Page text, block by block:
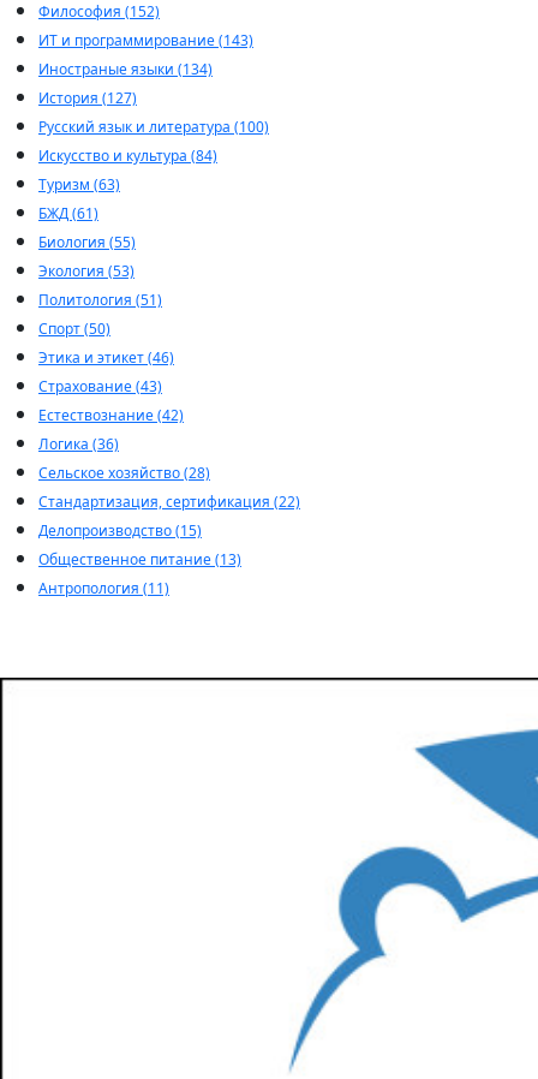
Философия (152)
ИТ и программирование (143)
Иностраные языки (134)
История (127)
Русский язык и литература (100)
Искусство и культура (84)
Туризм (63)
БЖД (61)
Биология (55)
Экология (53)
Политология (51)
Спорт (50)
Этика и этикет (46)
Страхование (43)
Естествознание (42)
Логика (36)
Сельское хозяйство (28)
Стандартизация, сертификация (22)
Делопроизводство (15)
Общественное питание (13)
Антропология (11)